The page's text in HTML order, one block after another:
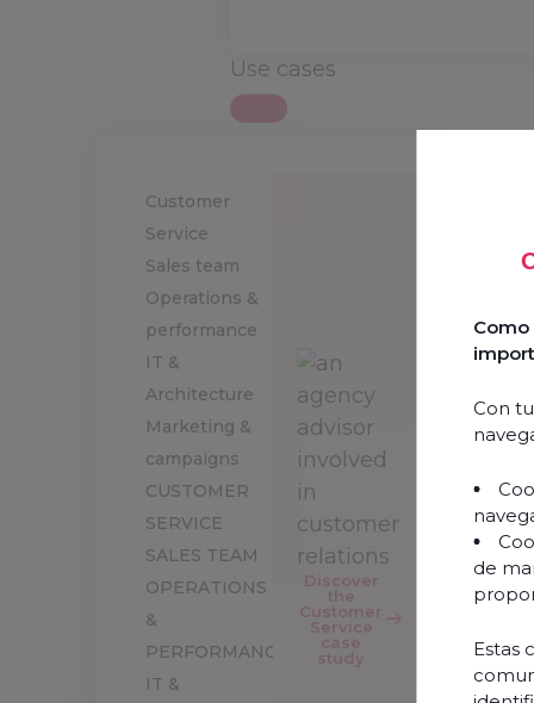
Con
de
Estas
Use cases
Customer
Service
Sales team
Operations &
performance
IT &
Architecture
Marketing &
campaigns
CUSTOMER
SERVICE
SALES TEAM
OPERATIONS
&
PERFORMANCE
IT &
Discover
the
Customer
Service
case
study